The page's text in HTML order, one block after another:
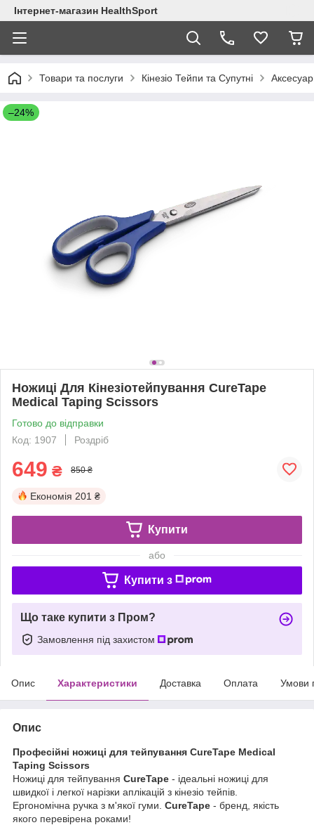
Інтернет-магазин HealthSport
Товари та послуги Кінезіо Тейпи та Супутні
–24%
Ножиці Для Кінезіотейпування CureTape
Medical Taping Scissors
Готово до відправки
Код: 1907
Роздріб
649 ₴ 850 ₴
Економія 201 ₴
Купити
або
Купити з
Що таке купити з Пром?
Замовлення під захистом
Опис Характеристики Доставка Оплата Умови
Опис
Професійні ножиці для тейпування CureTape Medical
Taping Scissors
Ножиці для тейпування CureTape - ідеальні ножиці для
швидкої і легкої нарізки аплікацій з кінезіо тейпів.
Ергономічна ручка з м'якої гуми. CureTape - бренд, якість
якого перевірена роками!